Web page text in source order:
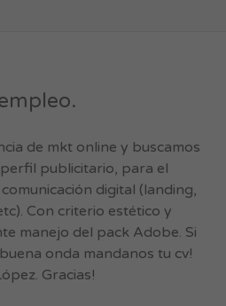
de mkt online y buscamos
publicitario, para el
digital (landing,
Con criterio estético y
manejo del pack Adobe. Si
onda mandanos tu cv!
Gracias!